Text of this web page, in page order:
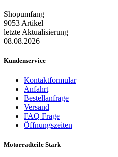
Shopumfang
9053 Artikel
letzte Aktualisierung
08.08.2026
Kundenservice
Kontaktformular
Anfahrt
Bestellanfrage
Versand
FAQ Frage
Öffnungszeiten
Motorradteile Stark